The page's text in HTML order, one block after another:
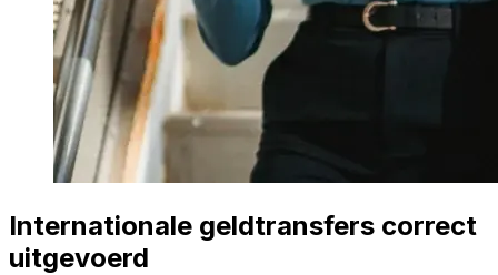
Internationale geldtransfers correct
uitgevoerd